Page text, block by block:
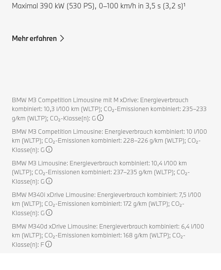
Maximal 390 kW (530 PS), 0–100 km/h in 3,5 s (3,2 s)¹
Mehr erfahren
BMW M3 Competition Limousine mit M xDrive: Energieverbrauch
kombiniert: 10,3 l/100 km (WLTP); CO₂-Emissionen kombiniert: 235–233
g/km (WLTP); CO₂-Klasse(n): G
BMW M3 Competition Limousine: Energieverbrauch kombiniert: 10 l/100
km (WLTP); CO₂-Emissionen kombiniert: 228–226 g/km (WLTP); CO₂-
Klasse(n): G
BMW M3 Limousine: Energieverbrauch kombiniert: 10,4 l/100 km
(WLTP); CO₂-Emissionen kombiniert: 237–235 g/km (WLTP); CO₂-
Klasse(n): G
BMW M340i xDrive Limousine: Energieverbrauch kombiniert: 7,5 l/100
km (WLTP); CO₂-Emissionen kombiniert: 172 g/km (WLTP); CO₂-
Klasse(n): G
BMW M340d xDrive Limousine: Energieverbrauch kombiniert: 6,4 l/100
km (WLTP); CO₂-Emissionen kombiniert: 168 g/km (WLTP); CO₂-
Klasse(n): F